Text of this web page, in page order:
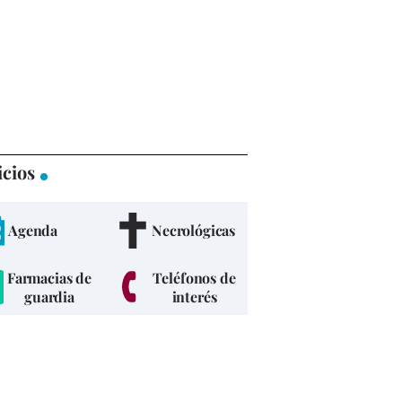
Agenda Necrológicas
Farmacias de
guardia
Teléfonos de
interés